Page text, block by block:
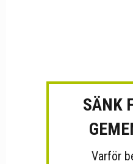
SÄNK
Varför